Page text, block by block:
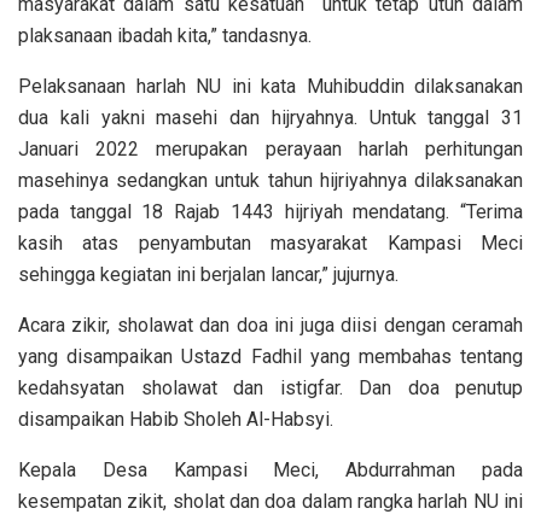
plaksanaan ibadah kita,” tandasnya.
Pelaksanaan harlah NU ini kata Muhibuddin dilaksanakan
dua kali yakni masehi dan hijryahnya. Untuk tanggal 31
Januari 2022 merupakan perayaan harlah perhitungan
masehinya sedangkan untuk tahun hijriyahnya dilaksanakan
pada tanggal 18 Rajab 1443 hijriyah mendatang. “Terima
kasih atas penyambutan masyarakat Kampasi Meci
sehingga kegiatan ini berjalan lancar,” jujurnya.
Acara zikir, sholawat dan doa ini juga diisi dengan ceramah
yang disampaikan Ustazd Fadhil yang membahas tentang
kedahsyatan sholawat dan istigfar. Dan doa penutup
disampaikan Habib Sholeh Al-Habsyi.
Kepala Desa Kampasi Meci, Abdurrahman pada
kesempatan zikit, sholat dan doa dalam rangka harlah NU ini